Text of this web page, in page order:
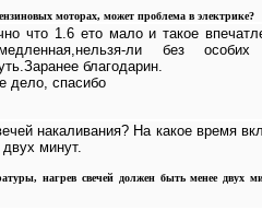
моторах, может проблема в электрике?
что 1.6 ето мало и такое
ли без особих
благодарин.
дело, спасибо
накаливания? На какое время
минут.
нагрев свечей должен быть менее двух